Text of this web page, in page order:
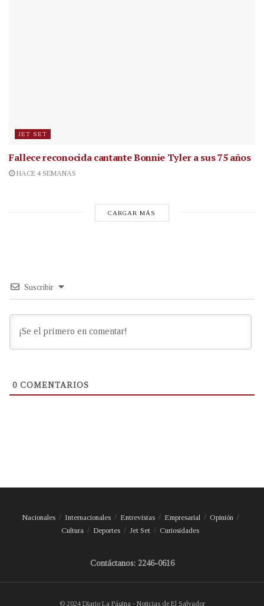
JET SET
Fallece reconocida cantanteBonnie Tyler a sus 75 años
HACE 4 SEMANAS
CARGAR MÁS
Suscribir
0 COMENTARIOS
Nacionales Internacionales Entrevistas Empresarial
Opinión
Cultura
Deportes Jet Set Curiosidades
Contáctanos: 2246-0616
© 2024 Diario La Página - Noticias de El Salvador